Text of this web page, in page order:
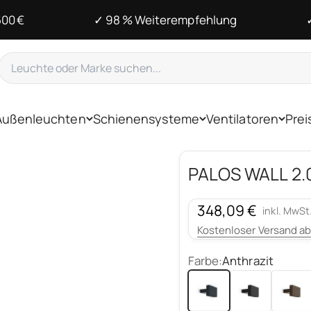
€ ✓ 98 % Weiterempfehlung
Schienensysteme Ventilatoren
PALOS WALL
Angebot
348,09 € inkl. MwSt.
Kostenloser Versand
Farbe:Anthrazit